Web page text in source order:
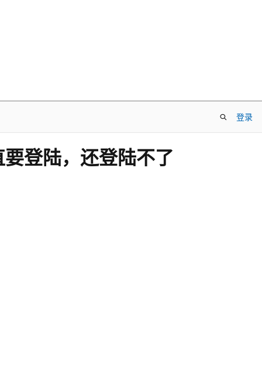
登录
登陆，还登陆不了